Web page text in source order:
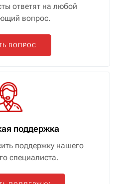
ответят на любой
вопрос.
ВОПРОС
поддержка
поддержку нашего
специалиста.